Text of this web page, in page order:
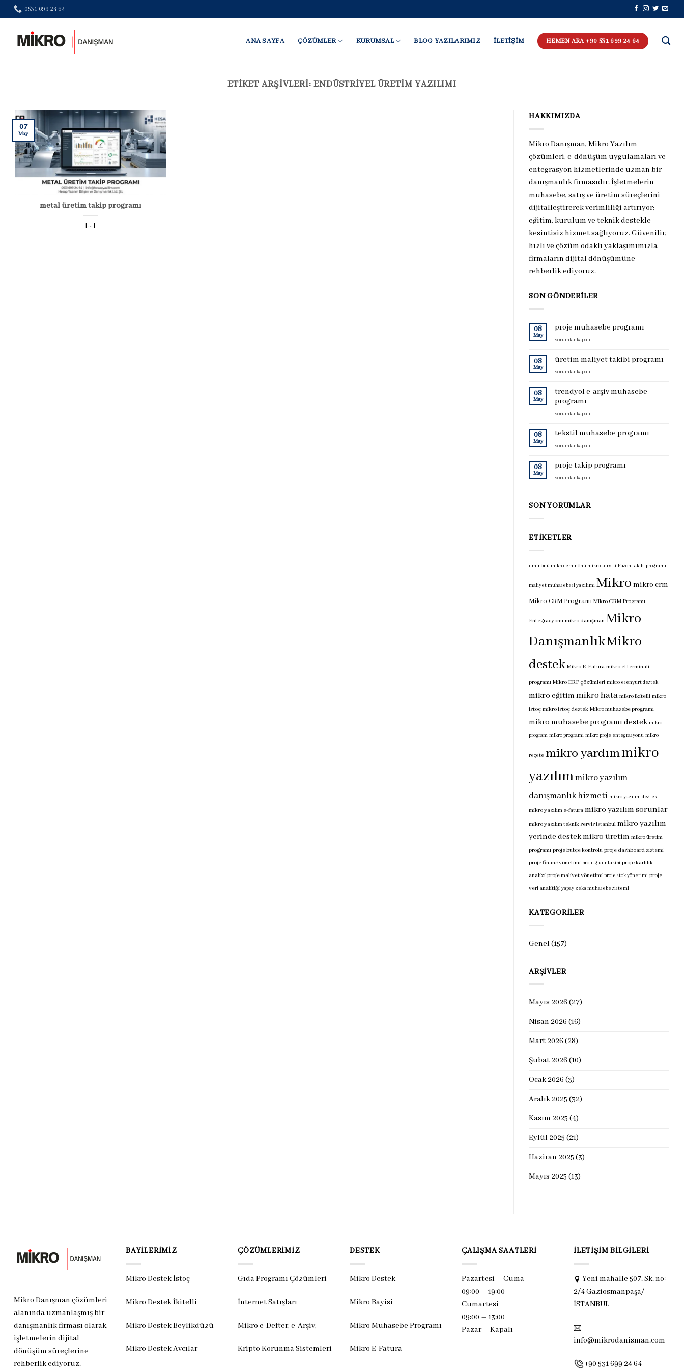
Skip
to
0531 699 24 64
ANA SAYFA ÇÖZÜMLER KURUMSAL BLOG YAZILARIMIZ İLETİŞİM HEMEN ARA +90 531 699 24 64
ETIKET ARŞIVLERI:ENDÜSTRIYEL ÜRETIM YAZILIMI
metal üretim takip programı
[...]
07
May
HAKKIMIZDA
Mikro Danışman, Mikro Yazılım
çözümleri, e-dönüşüm uygulamaları ve
entegrasyon hizmetlerinde uzman bir
danışmanlık firmasıdır. İşletmelerin
muhasebe, satış ve üretim süreçlerini
dijitalleştirerek verimliliği artırıyor;
eğitim, kurulum ve teknik destekle
kesintisiz hizmet sağlıyoruz. Güvenilir,
hızlı ve çözüm odaklı yaklaşımımızla
firmaların dijital dönüşümüne
rehberlik ediyoruz.
SON GÖNDERILER
08
May
proje muhasebe programı
proje
programı
yorumlar kapalı
08
May
üretim maliyet takibi programı
üretim
takibi
için
yorumlar kapalı
08
May
trendyol e-arşiv muhasebe
programı
trendyol
arşiv
programı
yorumlar kapalı
08
May
tekstil muhasebe programı
tekstil
programı
yorumlar kapalı
08
May
proje takip programı
proje
için
yorumlar kapalı
SON YORUMLAR
ETIKETLER
eminönü mikro eminönü mikro servisi Fason takibi programı
maliyet muhasebesi yazılımı Mikro mikro crm
Mikro CRM Programı Mikro CRM Programı
Entegrasyonu mikro danışman Mikro
DanışmanlıkMikro
destek Mikro E-Fatura mikro el terminali
programı Mikro ERP çözümleri mikro esenyurt destek
mikro eğitimmikro hata mikro ikitelli mikro
istoç mikro istoç destek Mikro muhasebe programı
mikro muhasebe programı destek mikro
program mikro programı mikro proje entegrasyonu mikro
reçete mikro yardımmikro
yazılımmikro yazılım
danışmanlık hizmeti mikro yazılım destek
mikro yazılım e-fatura mikro yazılım sorunlar
mikro yazılım teknik servis istanbul mikro yazılım
yerinde destekmikro üretim mikro üretim
programı proje bütçe kontrolü proje dashboard sistemi
proje finans yönetimi proje gider takibi proje kârlılık
analizi proje maliyet yönetimi proje stok yönetimi proje
veri analitiği yapay zeka muhasebe sistemi
KATEGORILER
Genel(157)
ARŞIVLER
Mayıs 2026 (27)
Nisan 2026 (16)
Mart 2026 (28)
Şubat 2026 (10)
Ocak 2026 (3)
Aralık 2025 (32)
Kasım 2025 (4)
Eylül 2025 (21)
Haziran 2025 (3)
Mayıs 2025 (13)
Mikro Danışman çözümleri
alanında uzmanlaşmış bir
danışmanlık firması olarak,
işletmelerin dijital
dönüşüm süreçlerine
rehberlik ediyoruz.
BAYILERIMIZ
Mikro Destek İstoç
Mikro Destek İkitelli
Mikro Destek Beylikdüzü
Mikro Destek Avcılar
ÇÖZÜMLERIMIZ
Gıda Programı Çözümleri
İnternet Satışları
Mikro e-Defter, e-Arşiv,
Kripto Korunma Sistemleri
DESTEK
Mikro Destek
Mikro Bayisi
Mikro Muhasebe Programı
Mikro E-Fatura
ÇALIŞMA SAATLERI
Pazartesi – Cuma
09:00 – 19:00
Cumartesi
09:00 – 13:00
Pazar – Kapalı
İLETIŞIM BILGILERI
Yeni mahalle 507. Sk. no:
2/4 Gaziosmanpaşa/
İSTANBUL
info@mikrodanisman.com
+90 531 699 24 64